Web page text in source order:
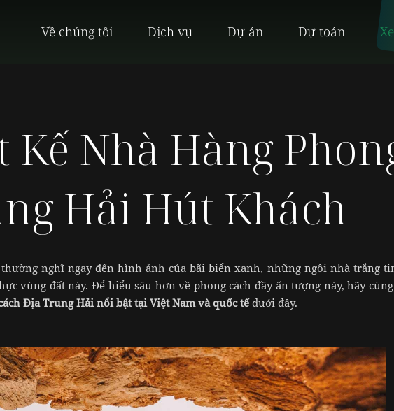
Về chúng tôi Dịch vụ Dự án Dự toán
Kế Nhà Hàng
Hải Hút Khách
nghĩ ngay đến hình ảnh của bãi biển xanh, những ngôi nhà trắng
vùng đất này. Để hiểu sâu hơn về phong cách đầy ấn tượng này, hãy cùng
Địa Trung Hải nổi bật tại Việt Nam và quốc tếdưới đây.